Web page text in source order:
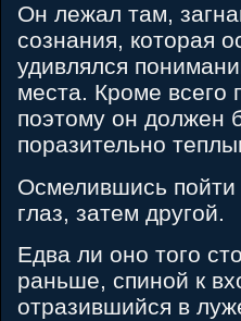
Он лежал там,
сознания, которая
удивлялся
места. Кроме
поэтому он должен
поразительно
Осмелившись пойти
глаз, затем другой.
Едва ли оно того
раньше, спиной к
отразившийся в